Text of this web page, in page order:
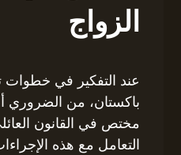
الزواج
عند التفكير في خطوات
باكستان، من الضروري
مختص في القانون
التعامل مع هذه